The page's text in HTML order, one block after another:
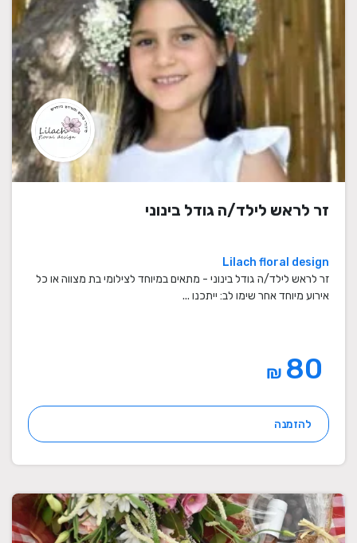
זר לראש לילד/ה גודל בינוני
Lilach floral design
זר לראש לילד/ה גודל בינוני - מתאים במיוחד לצילומי בת מצווה או כל
אירוע מיוחד אחר שימו לב: ייתכנו ...
₪
להזמנה